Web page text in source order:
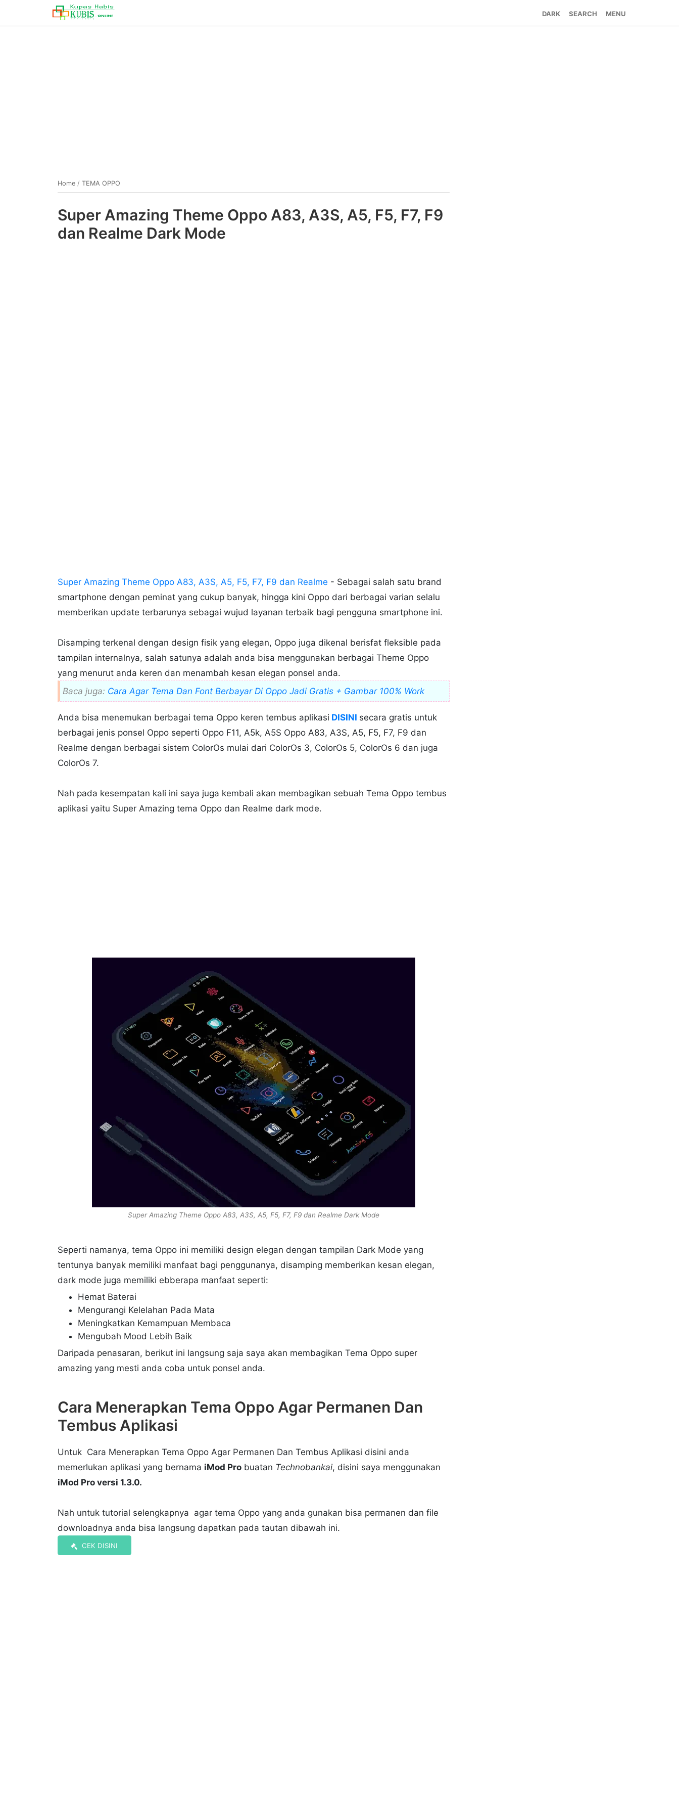
SEARCH MENU
Home / TEMA OPPO
Super Amazing Theme Oppo A83, A3S, A5, F5, F7, F9
dan Realme Dark Mode
Super Amazing Theme Oppo A83, A3S, A5, F5, F7, F9 dan Realme - Sebagai salah satu brand
smartphone dengan peminat yang cukup banyak, hingga kini Oppo dari berbagai varian selalu
memberikan update terbarunya sebagai wujud layanan terbaik bagi pengguna smartphone ini.
Disamping terkenal dengan design fisik yang elegan, Oppo juga dikenal berisfat fleksible pada
tampilan internalnya, salah satunya adalah anda bisa menggunakan berbagai Theme Oppo
yang menurut anda keren dan menambah kesan elegan ponsel anda.
Baca juga: Cara Agar Tema Dan Font Berbayar Di Oppo Jadi Gratis + Gambar 100% Work
Anda bisa menemukan berbagai tema Oppo keren tembus aplikasi DISINI secara gratis untuk
berbagai jenis ponsel Oppo seperti Oppo F11, A5k, A5S Oppo A83, A3S, A5, F5, F7, F9 dan
Realme dengan berbagai sistem ColorOs mulai dari ColorOs 3, ColorOs 5, ColorOs 6 dan juga
ColorOs 7.
Nah pada kesempatan kali ini saya juga kembali akan membagikan sebuah Tema Oppo tembus
aplikasi yaitu Super Amazing tema Oppo dan Realme dark mode.
Super Amazing Theme Oppo A83, A3S, A5, F5, F7, F9 dan Realme Dark Mode
Seperti namanya, tema Oppo ini memiliki design elegan dengan tampilan Dark Mode yang
tentunya banyak memiliki manfaat bagi penggunanya, disamping memberikan kesan elegan,
dark mode juga memiliki ebberapa manfaat seperti:
Hemat Baterai
Mengurangi Kelelahan Pada Mata
Meningkatkan Kemampuan Membaca
Mengubah Mood Lebih Baik
Daripada penasaran, berikut ini langsung saja saya akan membagikan Tema Oppo super
amazing yang mesti anda coba untuk ponsel anda.
Cara Menerapkan Tema Oppo Agar Permanen Dan
Tembus Aplikasi
Untuk Cara Menerapkan Tema Oppo Agar Permanen Dan Tembus Aplikasi disini anda
memerlukan aplikasi yang bernama iMod Pro buatan Technobankai, disini saya menggunakan
iMod Pro versi 1.3.0.
Nah untuk tutorial selengkapnya agar tema Oppo yang anda gunakan bisa permanen dan file
downloadnya anda bisa langsung dapatkan pada tautan dibawah ini.
CEK DISINI